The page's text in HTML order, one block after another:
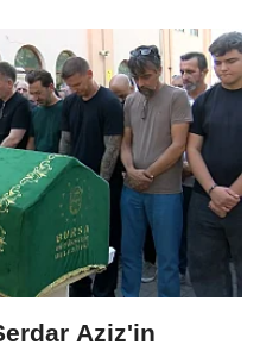
Aziz'in